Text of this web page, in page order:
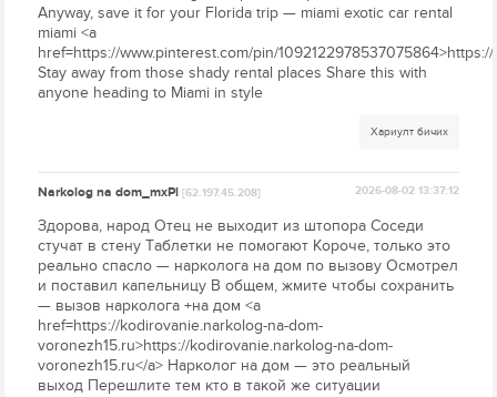
Anyway, save it for your Florida trip — miami exotic car rental
miami <a
href=https://www.pinterest.com/pin/
Stay away from those shady rental places Share this with
anyone heading to Miami in style
Хариулт бичих
Narkolog na dom_mxPl[62.197.45.208] 2026-08-02 13:37:12
Здорова, народ Отец не выходит из штопора Соседи
стучат в стену Таблетки не помогают Короче, только это
реально спасло — нарколога на дом по вызову Осмотрел
и поставил капельницу В общем, жмите чтобы сохранить
— вызов нарколога +на дом <a
href=https://kodirovanie.narkolog-na-dom-
voronezh15.ru>https://kodirovanie.narkolog-na-dom-
voronezh15.ru</a> Нарколог на дом — это реальный
выход Перешлите тем кто в такой же ситуации